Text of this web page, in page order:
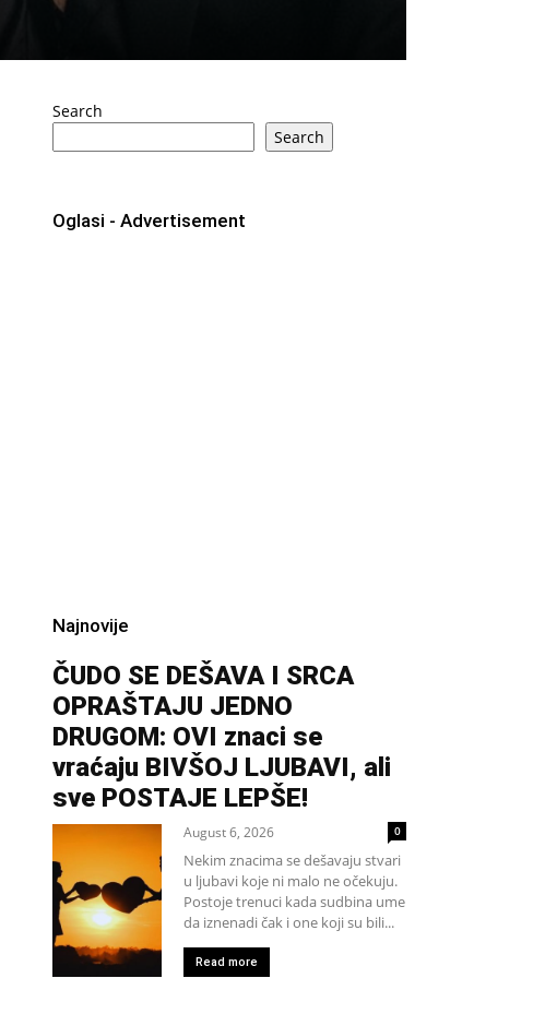
Search
Search
Oglasi - Advertisement
Najnovije
ČUDO SE DEŠAVA I SRCA
OPRAŠTAJU JEDNO
DRUGOM: OVI znaci se
vraćaju BIVŠOJ LJUBAVI, ali
sve POSTAJE LEPŠE!
August 6, 2026 0
Nekim znacima se dešavaju stvari
u ljubavi koje ni malo ne očekuju.
Postoje trenuci kada sudbina ume
da iznenadi čak i one koji su bili...
Read more